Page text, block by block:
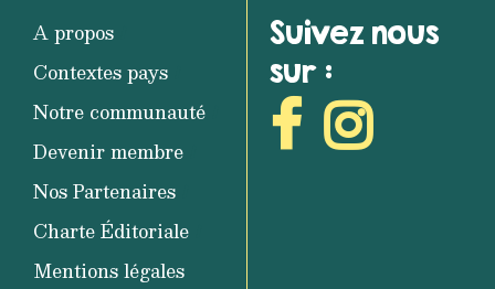
A propos
Contextes pays
Notre communauté
Devenir membre
Nos Partenaires
Charte Éditoriale
Mentions légales
Suivez nous
sur :